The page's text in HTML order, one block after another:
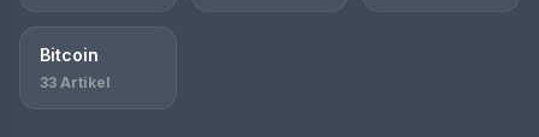
Bitcoin
33 Artikel